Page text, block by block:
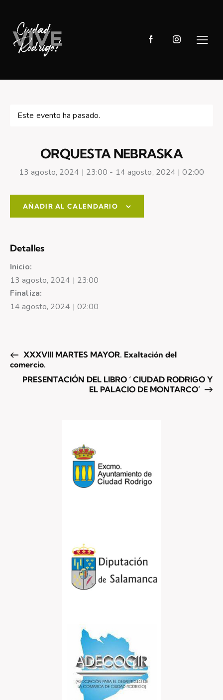
Este evento ha pasado.
ORQUESTA NEBRASKA
13 agosto, 2024 | 23:00 - 14 agosto, 2024 | 02:00
AÑADIR AL CALENDARIO
Detalles
Inicio:
13 agosto, 2024 | 23:00
Finaliza:
14 agosto, 2024 | 02:00
XXXVIII MARTES MAYOR. Exaltación del
comercio.
PRESENTACIÓN DEL LIBRO ‘ CIUDAD RODRIGO Y
EL PALACIO DE MONTARCO’